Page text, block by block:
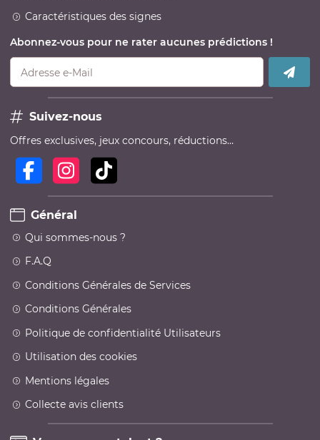
Caractéristiques des signes
Abonnez-vous pour ne rater aucunes prédictions !
Adresse e-Mail
Suivez-nous
Offres exclusives, jeux concours, réductions…
Général
Qui sommes-nous ?
F.A.Q
Conditions Générales de Services
Conditions Générales
Politique de confidentialité Utilisateurs
Utilisation des cookies
Mentions légales
Collecte avis clients